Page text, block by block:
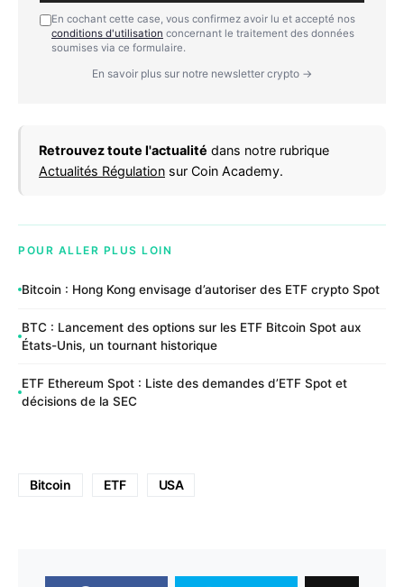
En cochant cette case, vous confirmez avoir lu et accepté nos
conditions d'utilisation concernant le traitement des données
soumises via ce formulaire.
En savoir plus sur notre newsletter crypto →
Retrouvez toute l'actualité dans notre rubrique
Actualités Régulation sur Coin Academy.
POUR ALLER PLUS LOIN
Bitcoin : Hong Kong envisage d’autoriser des ETF crypto Spot
BTC : Lancement des options sur les ETF Bitcoin Spot aux
États-Unis, un tournant historique
ETF Ethereum Spot : Liste des demandes d’ETF Spot et
décisions de la SEC
Bitcoin ETF USA